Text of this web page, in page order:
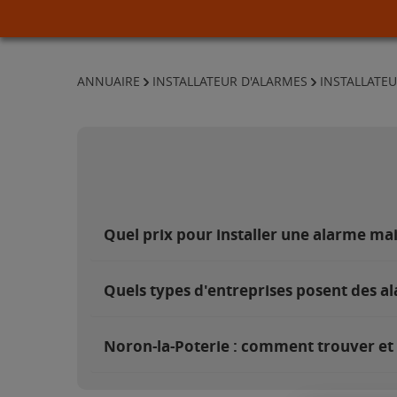
ANNUAIRE INSTALLATEUR D'ALARMES
Quel prix pour installer une alarme
Quels types d'entreprises posent des
Noron-la-Poterie : comment trouver